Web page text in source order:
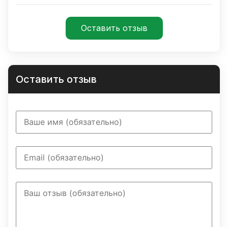
Оставить отзыв
Оставить отзыв